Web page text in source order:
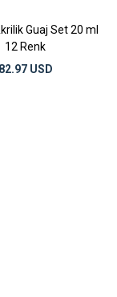
Guaj Set 20 ml
12 Renk
82.97 USD